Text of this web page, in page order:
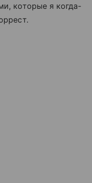
которые я когда-